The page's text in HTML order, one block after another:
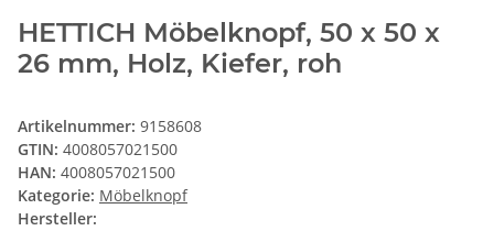
HETTICH Möbelknopf, 50 x 50 x
26 mm, Holz, Kiefer, roh
Artikelnummer: 9158608
GTIN: 4008057021500
HAN: 4008057021500
Kategorie: Möbelknopf
Hersteller: